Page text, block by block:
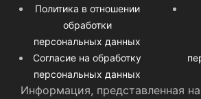
Политика в отношении
обработки
персональных данных
Согласие на обработку
персональных данных
Информация, представленная